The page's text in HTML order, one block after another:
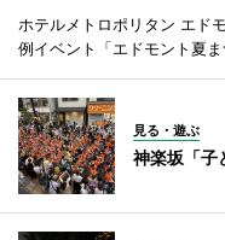
ホテルメトロポリタン エド
例イベント「エドモント夏ま
見る・遊ぶ
神楽坂「子